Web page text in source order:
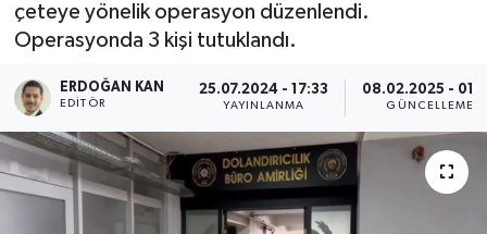
çeteye yönelik operasyon düzenlendi.
Operasyonda 3 kişi tutuklandı.
ERDOĞAN KAN
EDITÖR
25.07.2024 - 17:33
YAYINLANMA
08.02.2025 -
GÜNCELLEME